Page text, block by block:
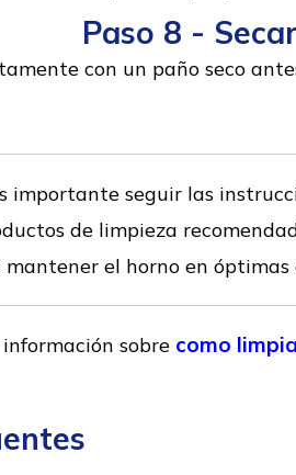
Paso 8 -
con un paño seco
importante seguir las
de limpieza
el horno en óptimas
sobre como